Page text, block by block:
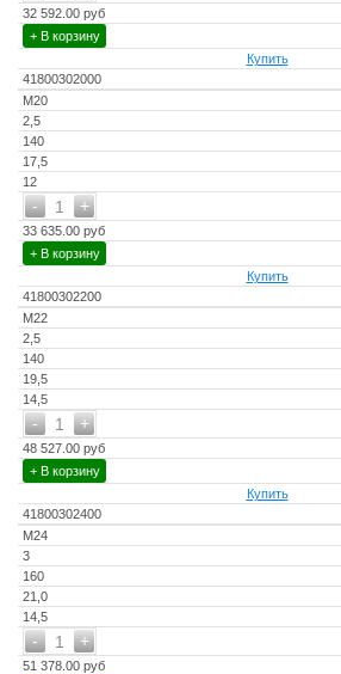
32 592.00 руб
+ В корзину
Купить
41800302000
M20
2,5
140
17,5
12
+
- 1
33 635.00 руб
+ В корзину
Купить
41800302200
M22
2,5
140
19,5
14,5
+
- 1
48 527.00 руб
+ В корзину
Купить
41800302400
M24
3
160
21,0
14,5
+
- 1
51 378.00 руб